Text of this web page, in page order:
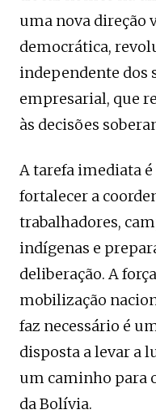
uma nova direção
democrática,
independente dos
empresarial, que
às decisões
A tarefa imediata
fortalecer a
trabalhadores,
indígenas e
deliberação. A
mobilização
faz necessário é
disposta a levar a
um caminho para
da Bolívia.